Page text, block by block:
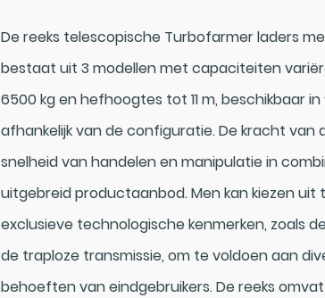
De reeks telescopische Turbofarmer laders
bestaat uit 3 modellen met capaciteiten
6500 kg en hefhoogtes tot 11 m, beschikbaar
afhankelijk van de configuratie. De kracht van
snelheid van handelen en manipulatie in
uitgebreid productaanbod. Men kan kiezen uit
exclusieve technologische kenmerken, zoals
de traploze transmissie, om te voldoen aan
behoeften van eindgebruikers. De reeks